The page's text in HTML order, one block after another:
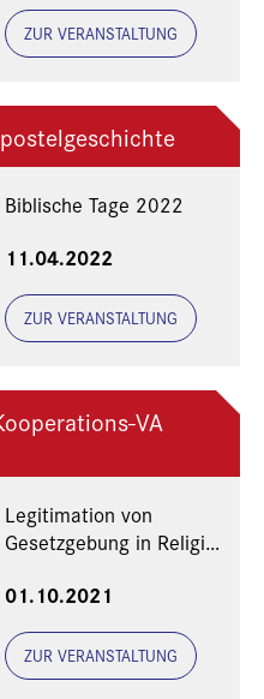
ZUR VERANSTALTUNG
Biblische Tage 2022
11.04.2022
ZUR VERANSTALTUNG
VA
Legitimation von
Gesetzgebung in Religion
01.10.2021
ZUR VERANSTALTUNG